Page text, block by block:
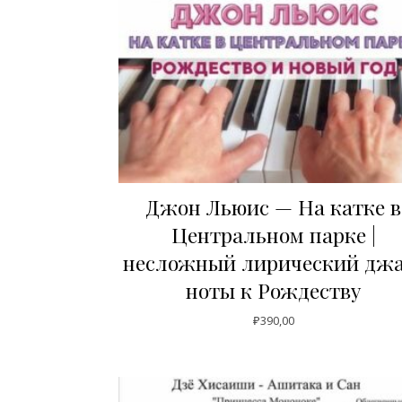
Джон Льюис — На катке в
Центральном парке |
несложный лирический
ноты к Рождеству
₽390,00